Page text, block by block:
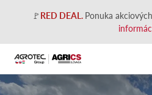
🚩RED DEAL. Ponuka